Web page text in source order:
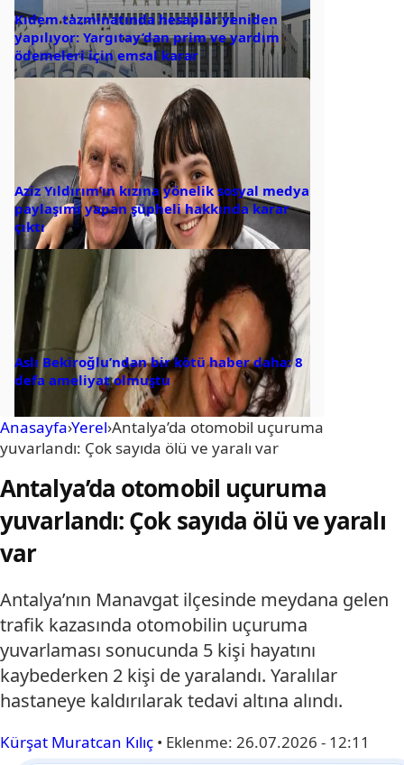
Kıdem tazminatında hesaplar yeniden
yapılıyor: Yargıtay’dan prim ve yardım
ödemeleri için emsal karar
Aziz Yıldırım’ın kızına yönelik sosyal medya
paylaşımı yapan şüpheli hakkında karar
çıktı
Aslı Bekiroğlu’ndan bir kötü haber daha: 8
defa ameliyat olmuştu
Anasayfa›Yerel›Antalya’da otomobil uçuruma
yuvarlandı: Çok sayıda ölü ve yaralı var
Antalya’da otomobil uçuruma
yuvarlandı: Çok sayıda ölü ve yaralı
var
Antalya’nın Manavgat ilçesinde meydana gelen
trafik kazasında otomobilin uçuruma
yuvarlaması sonucunda 5 kişi hayatını
kaybederken 2 kişi de yaralandı. Yaralılar
hastaneye kaldırılarak tedavi altına alındı.
Kürşat Muratcan Kılıç • Eklenme: 26.07.2026 - 12:11